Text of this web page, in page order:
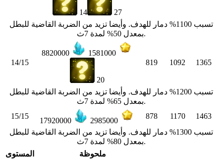
14 27
تسبب 1100% دمار للهدف. وأيضا تزيد من الضربة القاضية للبطل
بمعدل 50% لمدة 7ث.
14/15
8820000 1581000
20
819 1092 1365
تسبب 1200% دمار للهدف. وأيضا تزيد من الضربة القاضية للبطل
بمعدل 65% لمدة 7ث.
15/15
17920000 2985000
878 1170
1463
تسبب 1300% دمار للهدف. وأيضا تزيد من الضربة القاضية للبطل
بمعدل 80% لمدة 7ث.
المستوى
ملحوظة